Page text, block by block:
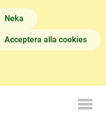
Neka
Acceptera alla cookies